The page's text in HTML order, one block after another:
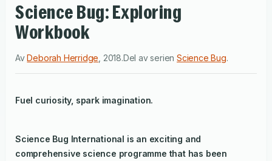
Science Bug: Exploring
Workbook
AvDeborah Herridge 2018.Del av serienScience Bug.
Fuel curiosity, spark imagination.
Science Bug International is an exciting and
comprehensive science programme that has been